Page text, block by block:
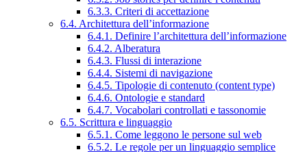
6.3.3. Criteri di accettazione
6.4. Architettura dell’informazione
6.4.1. Definire l’architettura dell’informazione
6.4.2. Alberatura
6.4.3. Flussi di interazione
6.4.4. Sistemi di navigazione
6.4.5. Tipologie di contenuto (content type)
6.4.6. Ontologie e standard
6.4.7. Vocabolari controllati e tassonomie
6.5. Scrittura e linguaggio
6.5.1. Come leggono le persone sul web
6.5.2. Le regole per un linguaggio semplice